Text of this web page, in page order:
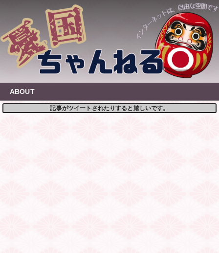
content
ABOUT
記事がツイートされたりすると嬉しいです。